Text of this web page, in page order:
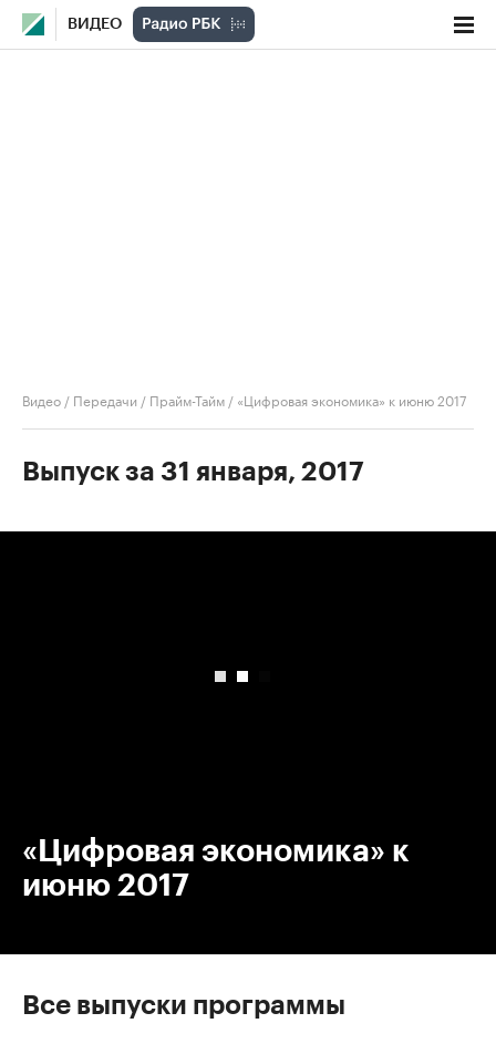
ВИДЕО
Видео / Передачи / Прайм-Тайм / «Цифровая экономика» к июню 2017
Выпуск за 31 января, 2017
«Цифровая экономика» к
июню 2017
Все выпуски программы